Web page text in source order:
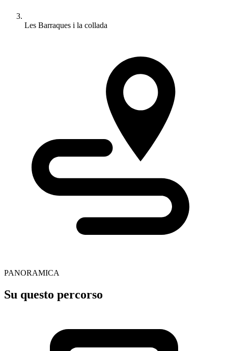
Les Barraques i la collada
PANORAMICA
Su questo percorso